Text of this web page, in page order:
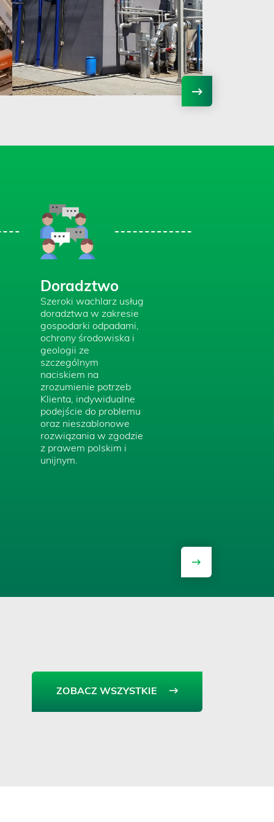
Doradztwo
Szeroki wachlarz usług
doradztwa w zakresie
gospodarki odpadami,
ochrony środowiska i
geologii ze
szczególnym
naciskiem na
zrozumienie potrzeb
Klienta, indywidualne
podejście do problemu
oraz nieszablonowe
rozwiązania w zgodzie
z prawem polskim i
unijnym.
ZOBACZ WSZYSTKIE